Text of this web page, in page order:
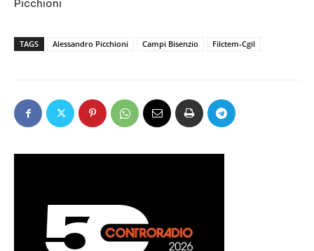
Picchioni
TAGS Alessandro Picchioni Campi Bisenzio Filctem-Cgil